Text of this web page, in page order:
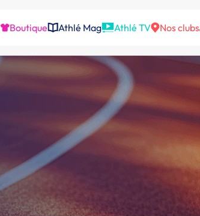
Boutique Athlé Mag Athlé TV Nos clubs